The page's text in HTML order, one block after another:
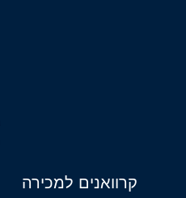
קרוואנים למכירה